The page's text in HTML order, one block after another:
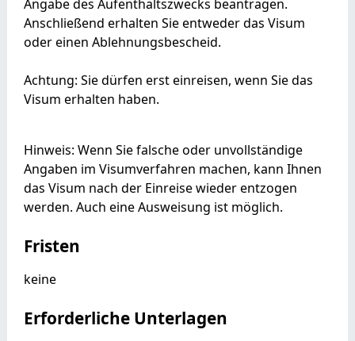
Angabe des Aufenthaltszwecks beantragen.
Anschließend erhalten Sie entweder das Visum
oder einen Ablehnungsbescheid.
Achtung: Sie dürfen erst einreisen, wenn Sie das
Visum erhalten haben.
Hinweis: Wenn Siefalsche oder unvollständige
Angaben im Visumverfahren machen, kann Ihnen
das Visum nach der Einreisewieder entzogen
werden. Auch eineAusweisung ist möglich.
Fristen
keine
Erforderliche Unterlagen